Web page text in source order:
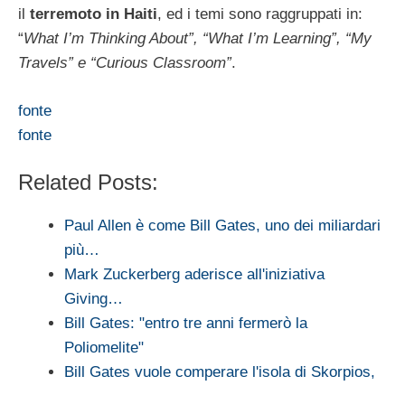
il terremoto in Haiti, ed i temi sono raggruppati in:
“What I’m Thinking About”, “What I’m Learning”, “My
Travels” e “Curious Classroom”.
fonte
fonte
Related Posts:
Paul Allen è come Bill Gates, uno dei miliardari
più…
Mark Zuckerberg aderisce all'iniziativa
Giving…
Bill Gates: "entro tre anni fermerò la
Poliomelite"
Bill Gates vuole comperare l'isola di Skorpios,